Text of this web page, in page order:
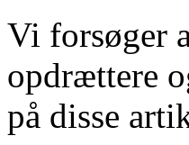
Vi forsøger
opdrættere
på disse